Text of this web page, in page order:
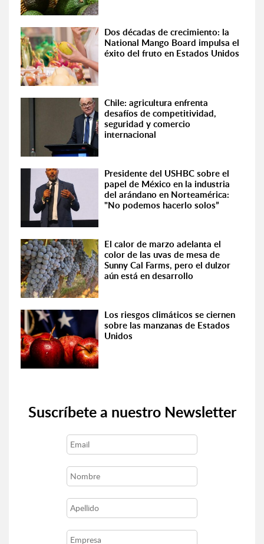
Dos décadas de crecimiento: la
National Mango Board impulsa el
éxito del fruto en Estados Unidos
Chile: agricultura enfrenta
desafíos de competitividad,
seguridad y comercio
internacional
Presidente del USHBC sobre el
papel de México en la industria
del arándano en Norteamérica:
"No podemos hacerlo solos”
El calor de marzo adelanta el
color de las uvas de mesa de
Sunny Cal Farms, pero el dulzor
aún está en desarrollo
Los riesgos climáticos se ciernen
sobre las manzanas de Estados
Unidos
Suscríbete a nuestro Newsletter